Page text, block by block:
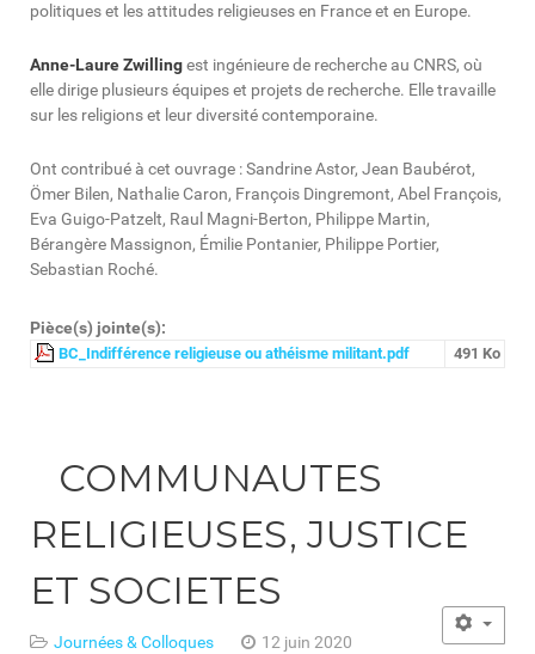
politiques et les attitudes religieuses en France et en Europe.
Anne‑Laure Zwillingest ingénieure de recherche au CNRS, où
elle dirige plusieurs équipes et projets de recherche. Elle travaille
sur les religions et leur diversité contemporaine.
Ont contribué à cet ouvrage : Sandrine Astor, Jean Baubérot,
Ömer Bilen, Nathalie Caron, François Dingremont, Abel François,
Eva Guigo‑Patzelt, Raul Magni‑Berton, Philippe Martin,
Bérangère Massignon, Émilie Pontanier, Philippe Portier,
Sebastian Roché.
Pièce(s) jointe(s):
BC_Indifférence religieuse ou athéisme militant.pdf 491 Ko
COMMUNAUTES
RELIGIEUSES, JUSTICE
ET SOCIETES
Journées & Colloques 12 juin 2020